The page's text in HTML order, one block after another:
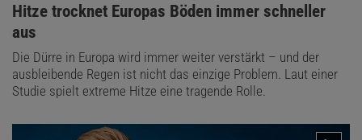
:
Hitze trocknet Europas Böden immer schneller
aus
Die Dürre in Europa wird immer weiter verstärkt – und der
ausbleibende Regen ist nicht das einzige Problem. Laut einer
Studie spielt extreme Hitze eine tragende Rolle.